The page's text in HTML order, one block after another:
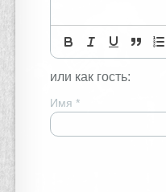
или как гость:
Имя *